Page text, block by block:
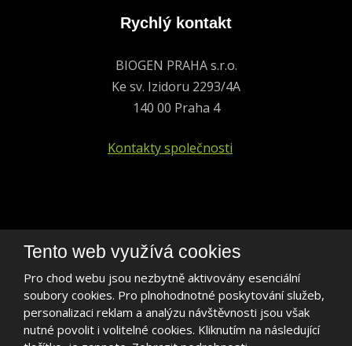
Rychlý kontakt
BIOGEN PRAHA s.r.o.
Ke sv. Izidoru 2293/4A
140 00 Praha 4
Kontakty společnosti
+420 241 401 693
biogen@biogen.cz
LinkedIn
Tento web využívá cookies
Pro chod webu jsou nezbytně aktivovány esenciální
soubory cookies. Pro plnohodnotné poskytování služeb,
personalizaci reklam a analýzu návštěvnosti jsou však
nutné povolit i volitelné cookies. Kliknutím na následující